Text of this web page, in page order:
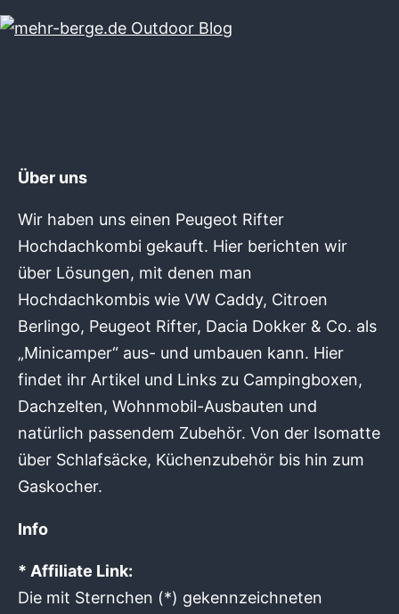
Über uns
Wir haben uns einen Peugeot Rifter
Hochdachkombi gekauft. Hier berichten wir
über Lösungen, mit denen man
Hochdachkombis wie VW Caddy, Citroen
Berlingo, Peugeot Rifter, Dacia Dokker & Co. als
„Minicamper“ aus- und umbauen kann. Hier
findet ihr Artikel und Links zu Campingboxen,
Dachzelten, Wohnmobil-Ausbauten und
natürlich passendem Zubehör. Von der Isomatte
über Schlafsäcke, Küchenzubehör bis hin zum
Gaskocher.
Info
* Affiliate Link:
Die mit Sternchen (*) gekennzeichneten